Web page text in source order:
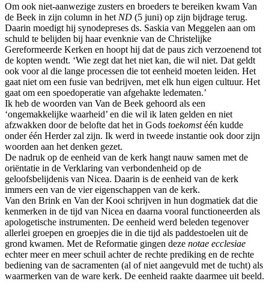
Om ook niet-aanwezige zusters en broeders te bereiken kwam Van
de Beek in zijn column in het ND (5 juni) op zijn bijdrage terug.
Daarin moedigt hij synodepreses ds. Saskia van Meggelen aan om
schuld te belijden bij haar evenknie van de Christelijke
Gereformeerde Kerken en hoopt hij dat de paus zich verzoenend tot
de kopten wendt. ‘Wie zegt dat het niet kan, die wil niet. Dat geldt
ook voor al die lange processen die tot eenheid moeten leiden. Het
gaat niet om een fusie van bedrijven, met elk hun eigen cultuur. Het
gaat om een spoedoperatie van afgehakte ledematen.’
Ik heb de woorden van Van de Beek gehoord als een
‘ongemakkelijke waarheid’ en die wil ik laten gelden en niet
afzwakken door de belofte dat het in Gods toekomstéén kudde
onder één Herder zal zijn. Ik werd in tweede instantie ook door zijn
woorden aan het denken gezet.
De nadruk op de eenheid van de kerk hangt nauw samen met de
oriëntatie in de Verklaring van verbondenheid op de
geloofsbelijdenis van Nicea. Daarin is de eenheid van de kerk
immers een van de vier eigenschappen van de kerk.
Van den Brink en Van der Kooi schrijven in hun dogmatiek dat die
kenmerken in de tijd van Nicea en daarna vooral functioneerden als
apologetische instrumenten. De eenheid werd beleden tegenover
allerlei groepen en groepjes die in die tijd als paddestoelen uit de
grond kwamen. Met de Reformatie gingen deze notae ecclesiae
echter meer en meer schuil achter de rechte prediking en de rechte
bediening van de sacramenten (al of niet aangevuld met de tucht) als
waarmerken van de ware kerk. De eenheid raakte daarmee uit beeld.